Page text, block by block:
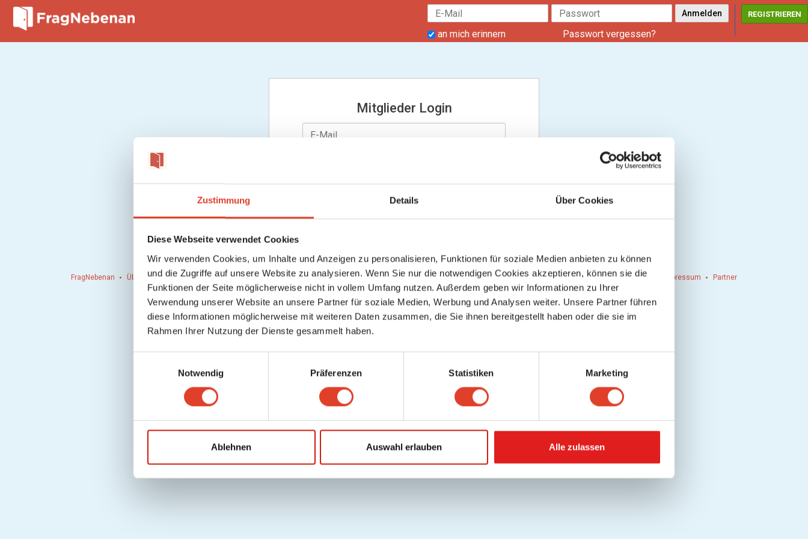
Zustimmung Details Über Cookies
Diese Webseite verwendet Cookies
Wir verwenden Cookies, um Inhalte und Anzeigen zu personalisieren, Funktionen für soziale Medien anbieten zu können
und die Zugriffe auf unsere Website zu analysieren. Wenn Sie nur die notwendigen Cookies akzeptieren, können sie die
Funktionen der Seite möglicherweise nicht in vollem Umfang nutzen. Außerdem geben wir Informationen zu Ihrer
Verwendung unserer Website an unsere Partner für soziale Medien, Werbung und Analysen weiter. Unsere Partner führen
diese Informationen möglicherweise mit weiteren Daten zusammen, die Sie ihnen bereitgestellt haben oder die sie im
Rahmen Ihrer Nutzung der Dienste gesammelt haben.
g
Notwendig Präferenzen Statistiken Marketing
Ablehnen Auswahl erlauben Alle zulassen
an mich erinnern Passwort vergessen?
REGISTRIEREN
Mitglieder Login
an mich erinnern Passwort vergessen?
FragNebenan Über uns Presse Hausordnung Hilfe / FAQ Datenschutz Cookies Nutzungsbedingungen/AGB Gutschein einlösen Werbung Kontakt Impressum Partner
Copyright © 2026 FragNebenan. Alle Rechte vorbehalten.Deutsch